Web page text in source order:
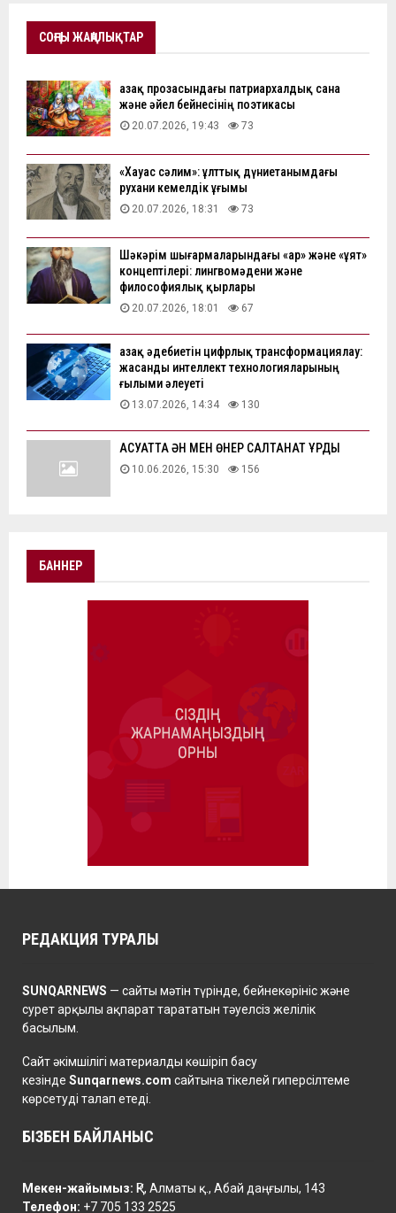
СОҢҒЫ ЖАҢАЛЫҚТАР
Қазақ прозасындағы патриархалдық сана
және әйел бейнесінің поэтикасы
20.07.2026, 19:43 73
«Хауас сәлим»: ұлттық дүниетанымдағы
рухани кемелдік ұғымы
20.07.2026, 18:31 73
Шәкәрім шығармаларындағы «ар» және «ұят»
концептілері: лингвомәдени және
философиялық қырлары
20.07.2026, 18:01 67
Қазақ әдебиетін цифрлық трансформациялау:
жасанды интеллект технологияларының
ғылыми әлеуеті
13.07.2026, 14:34 130
АҚСУАТТА ӘН МЕН ӨНЕР САЛТАНАТ ҚҰРДЫ
10.06.2026, 15:30 156
БАННЕР
РЕДАКЦИЯ ТУРАЛЫ
SUNQARNEWS — сайты мәтін түрінде, бейнекөрініс және
сурет арқылы ақпарат тарататын тәуелсіз желілік
басылым.
Сайт әкімшілігі материалды көшіріп басу
кезінде Sunqarnews.com сайтына тікелей гиперсілтеме
көрсетуді талап етеді.
БІЗБЕН БАЙЛАНЫС
Мекен-жайымыз: ҚР, Алматы қ., Абай даңғылы, 143
Телефон: +7 705 133 2525